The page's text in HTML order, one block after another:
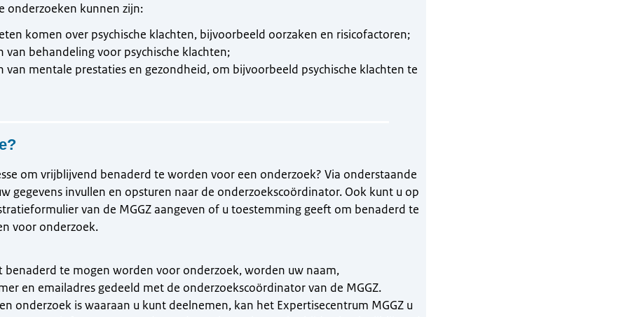
onderzoeken kunnen zijn:
komen over psychische klachten, bijvoorbeeld oorzaken en risicofactoren;
van behandeling voor psychische klachten;
van mentale prestaties en gezondheid, om bijvoorbeeld psychische klachten te
om vrijblijvend benaderd te worden voor een onderzoek? Via onderstaande
gegevens invullen en opsturen naar de onderzoekscoördinator. Ook kunt u op
van de MGGZ aangeven of u toestemming geeft om benaderd te
voor onderzoek.
benaderd te mogen worden voor onderzoek, worden uw naam,
en emailadres gedeeld met de onderzoekscoördinator van de MGGZ.
onderzoek is waaraan u kunt deelnemen, kan het Expertisecentrum MGGZ u